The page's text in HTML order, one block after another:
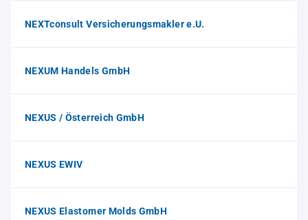
NEXTconsult Versicherungsmakler e.U.
NEXUM Handels GmbH
NEXUS / Österreich GmbH
NEXUS EWIV
NEXUS Elastomer Molds GmbH